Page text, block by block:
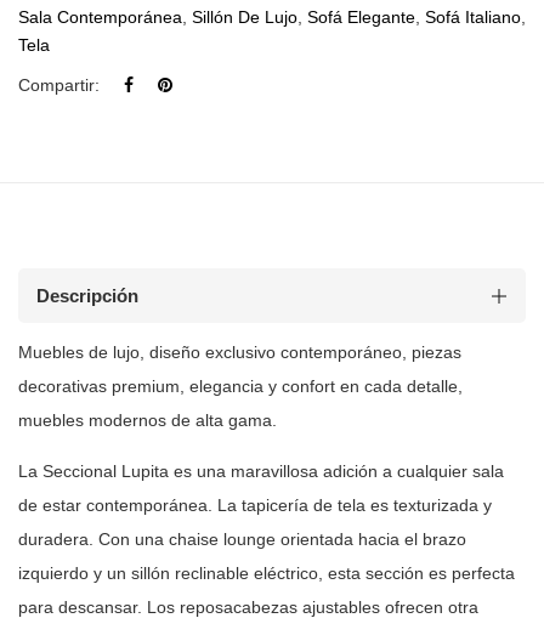
Sala Contemporánea Sillón De Lujo Sofá Elegante Sofá Italiano
Tela
Compartir:
Descripción
Muebles de lujo, diseño exclusivo contemporáneo, piezas
decorativas premium, elegancia y confort en cada detalle,
muebles modernos de alta gama.
La Seccional Lupita es una maravillosa adición a cualquier sala
de estar contemporánea. La tapicería de tela es texturizada y
duradera. Con una chaise lounge orientada hacia el brazo
izquierdo y un sillón reclinable eléctrico, esta sección es perfecta
para descansar. Los reposacabezas ajustables ofrecen otra